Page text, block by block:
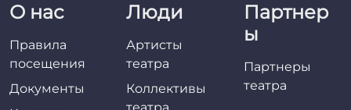
О нас
Правила
посещения
Документы
Люди
Артисты
театра
Коллективы
Партнер
ы
Партнеры
театра